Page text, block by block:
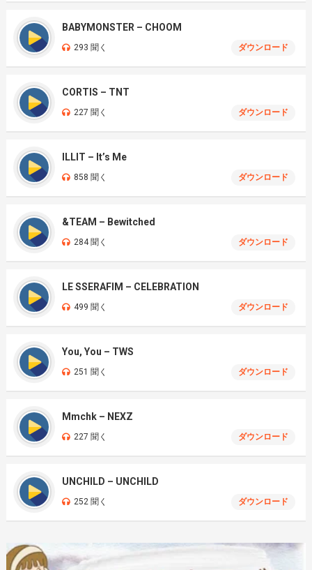
BABYMONSTER – CHOOM
293 聞く ダウンロード
CORTIS – TNT
227 聞く ダウンロード
ILLIT – It’s Me
858 聞く ダウンロード
&TEAM – Bewitched
284 聞く ダウンロード
LE SSERAFIM – CELEBRATION
499 聞く ダウンロード
You, You – TWS
251 聞く ダウンロード
Mmchk – NEXZ
227 聞く ダウンロード
UNCHILD – UNCHILD
252 聞く ダウンロード